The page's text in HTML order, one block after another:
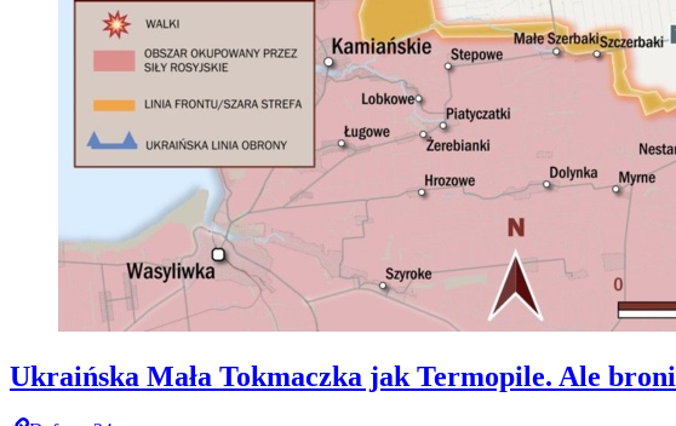
Ukraińska Mała Tokmaczka jak Termopile. Ale